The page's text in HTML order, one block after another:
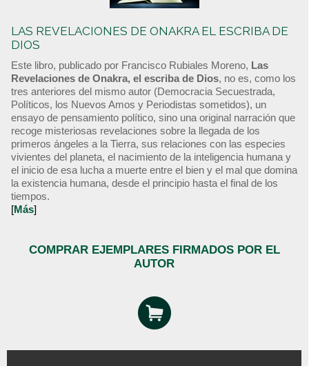
LAS REVELACIONES DE ONAKRA EL ESCRIBA DE
DIOS
Este libro, publicado por Francisco Rubiales Moreno, Las
Revelaciones de Onakra, el escriba de Dios, no es, como los
tres anteriores del mismo autor (Democracia Secuestrada,
Políticos, los Nuevos Amos y Periodistas sometidos), un
ensayo de pensamiento político, sino una original narración que
recoge misteriosas revelaciones sobre la llegada de los
primeros ángeles a la Tierra, sus relaciones con las especies
vivientes del planeta, el nacimiento de la inteligencia humana y
el inicio de esa lucha a muerte entre el bien y el mal que domina
la existencia humana, desde el principio hasta el final de los
tiempos.
[Más]
COMPRAR EJEMPLARES FIRMADOS POR EL
AUTOR